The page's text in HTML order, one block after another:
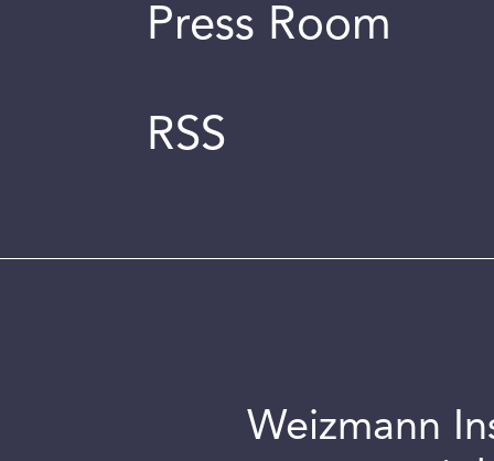
Press Room
RSS
Weizmann